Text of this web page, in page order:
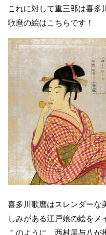
これに対して重三郎は喜多
歌麿の絵はこちらです！
喜多川歌麿はスレンダーな
しみがある江戸娘の絵をメ
このように、西村屋与八が